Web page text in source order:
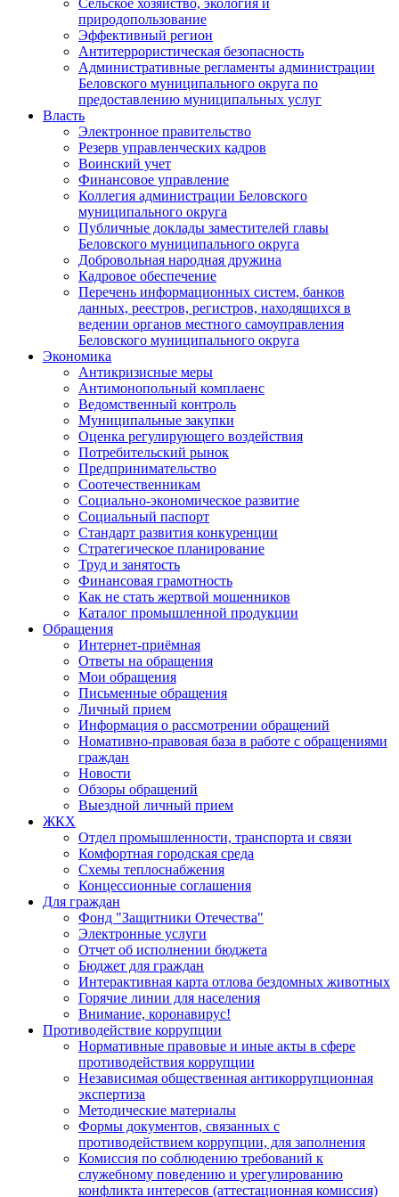
Сельское хозяйство, экология и
природопользование
Эффективный регион
Антитеррористическая безопасность
Административные регламенты администрации
Беловского муниципального округа по
предоставлению муниципальных услуг
Власть
Электронное правительство
Резерв управленческих кадров
Воинский учет
Финансовое управление
Коллегия администрации Беловского
муниципального округа
Публичные доклады заместителей главы
Беловского муниципального округа
Добровольная народная дружина
Кадровое обеспечение
Перечень информационных систем, банков
данных, реестров, регистров, находящихся в
ведении органов местного самоуправления
Беловского муниципального округа
Экономика
Антикризисные меры
Антимонопольный комплаенс
Ведомственный контроль
Муниципальные закупки
Оценка регулирующего воздействия
Потребительский рынок
Предпринимательство
Соотечественникам
Социально-экономическое развитие
Социальный паспорт
Стандарт развития конкуренции
Стратегическое планирование
Труд и занятость
Финансовая грамотность
Как не стать жертвой мошенников
Каталог промышленной продукции
Обращения
Интернет-приёмная
Ответы на обращения
Мои обращения
Письменные обращения
Личный прием
Информация о рассмотрении обращений
Номативно-правовая база в работе с обращениями
граждан
Новости
Обзоры обращений
Выездной личный прием
ЖКХ
Отдел промышленности, транспорта и связи
Комфортная городская среда
Схемы теплоснабжения
Концессионные соглашения
Для граждан
Фонд "Защитники Отечества"
Электронные услуги
Отчет об исполнении бюджета
Бюджет для граждан
Интерактивная карта отлова бездомных животных
Горячие линии для населения
Внимание, коронавирус!
Противодействие коррупции
Нормативные правовые и иные акты в сфере
противодействия коррупции
Независимая общественная антикоррупционная
экспертиза
Методические материалы
Формы документов, связанных с
противодействием коррупции, для заполнения
Комиссия по соблюдению требований к
служебному поведению и урегулированию
конфликта интересов (аттестационная комиссия)